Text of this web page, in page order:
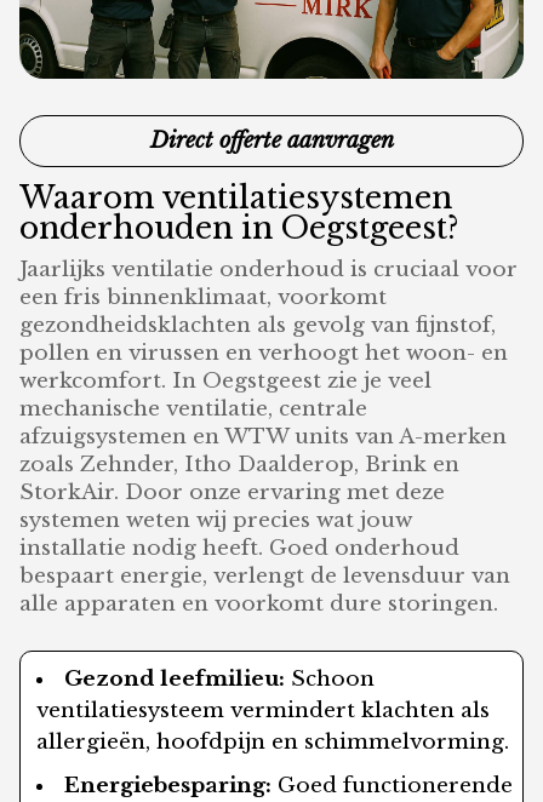
Direct offerte aanvragen
Waarom ventilatiesystemen
onderhouden in Oegstgeest?
Jaarlijks ventilatie onderhoud is cruciaal voor
een fris binnenklimaat, voorkomt
gezondheidsklachten als gevolg van fijnstof,
pollen en virussen en verhoogt het woon- en
werkcomfort. In Oegstgeest zie je veel
mechanische ventilatie, centrale
afzuigsystemen en WTW units van A-merken
zoals Zehnder, Itho Daalderop, Brink en
StorkAir. Door onze ervaring met deze
systemen weten wij precies wat jouw
installatie nodig heeft. Goed onderhoud
bespaart energie, verlengt de levensduur van
alle apparaten en voorkomt dure storingen.
Gezond leefmilieu: Schoon
ventilatiesysteem vermindert klachten als
allergieën, hoofdpijn en schimmelvorming.
Energiebesparing: Goed functionerende